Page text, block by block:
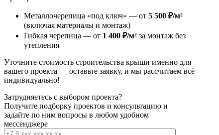
Металлочерепица «под ключ» — от 5 500 ₽/м²
(включая материалы и монтаж)
Гибкая черепица — от 1 400 ₽/м² за монтаж без
утепления
Уточните стоимость строительства крыши именно для
вашего проекта — оставьте заявку, и мы рассчитаем всё
индивидуально!
Затрудняетесь с выбором проекта?
Получите подборку проектов и консультацию и
задайте по ним вопросы в любом удобном
мессенджере